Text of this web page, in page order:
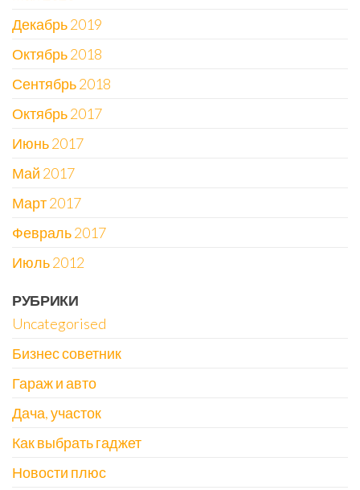
Декабрь 2019
Октябрь 2018
Сентябрь 2018
Октябрь 2017
Июнь 2017
Май 2017
Март 2017
Февраль 2017
Июль 2012
РУБРИКИ
Uncategorised
Бизнес советник
Гараж и авто
Дача, участок
Как выбрать гаджет
Новости плюс